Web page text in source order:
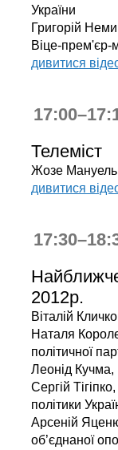
України
Григорій
Віце-прем'єр-
дивитися
Телеміст
Жозе Мануель
дивитися
2012р.
Віталій
Наталя
політичної
Леонід Кучма,
Сергій
політики
Арсеній
об’єднаної